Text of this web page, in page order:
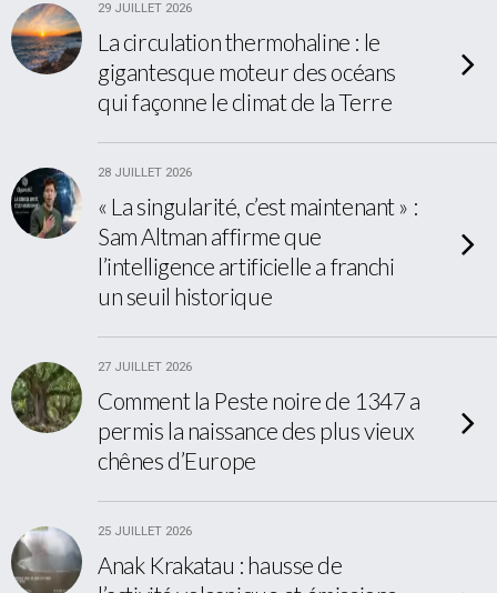
29 JUILLET 2026
La circulation thermohaline : le
gigantesque moteur des océans
qui façonne le climat de la Terre
28 JUILLET 2026
« La singularité, c’est maintenant » :
Sam Altman affirme que
l’intelligence artificielle a franchi
un seuil historique
27 JUILLET 2026
Comment la Peste noire de 1347 a
permis la naissance des plus vieux
chênes d’Europe
25 JUILLET 2026
Anak Krakatau : hausse de